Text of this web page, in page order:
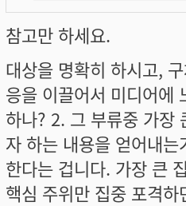
참고만 하세요.
대상을 명확히 하시고,
응을 이끌어서 미디어에
하나? 2. 그 부류중 가장
자 하는 내용을 얻어내
한다는 겁니다. 가장 큰
핵심 주위만 집중 포격